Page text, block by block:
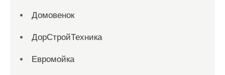
Домовенок
ДорСтройТехника
Евромойка